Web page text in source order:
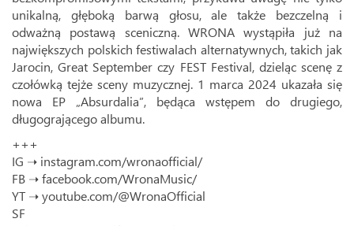
unikalną, głęboką barwą głosu, ale także bezczelną i
odważną postawą sceniczną. WRONA wystąpiła już na
największych polskich festiwalach alternatywnych, takich jak
Jarocin, Great September czy FEST Festival, dzieląc scenę z
czołówką tejże sceny muzycznej. 1 marca 2024 ukazała się
nowa EP „Absurdalia”, będąca wstępem do drugiego,
długogrającego albumu.
+++
IG ➝ instagram.com/wronaofficial/
FB ➝facebook.com/WronaMusic/
YT ➝youtube.com/@WronaOfficial
SF